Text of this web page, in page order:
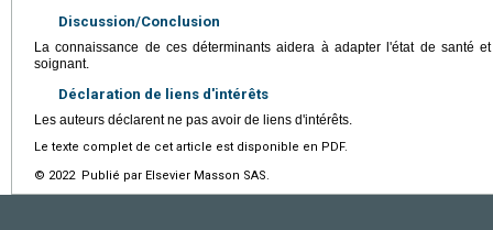
Discussion/Conclusion
La connaissance de ces déterminants aidera à adapter l'état de santé
soignant.
Déclaration de liens d'intérêts
Les auteurs déclarent ne pas avoir de liens d'intérêts.
Le texte complet de cet article est disponible en PDF.
© 2022 Publié par Elsevier Masson SAS.